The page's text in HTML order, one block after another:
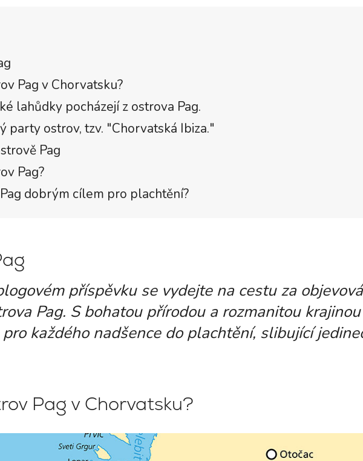
Pag v Chorvatsku?
lahůdky pocházejí z ostrova Pag.
party ostrov, tzv. "Chorvatská Ibiza."
Pag
Pag?
dobrým cílem pro plachtění?
příspěvku se vydejte na cestu za
Pag. S bohatou přírodou a rozmanitou
každého nadšence do plachtění, slibující
Pag v Chorvatsku?